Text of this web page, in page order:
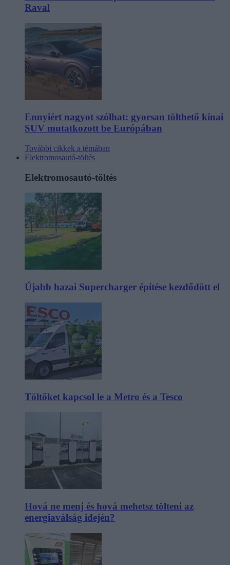
Raval
Ennyiért nagyot szólhat: gyorsan tölthető kínai
SUV mutatkozott be Európában
További cikkek a témában
Elektromosautó-töltés
Elektromosautó-töltés
Újabb hazai Supercharger építése kezdődött el
Töltőket kapcsol le a Metro és a Tesco
Hová ne menj és hová mehetsz tölteni az
energiaválság idején?